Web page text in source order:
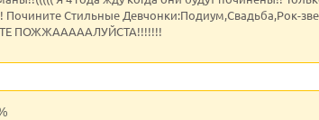
Почините Стильные Девчонки:Подиум,Свадьба,Рок-
ПОЖЖАААААЛУЙСТА!!!!!!!